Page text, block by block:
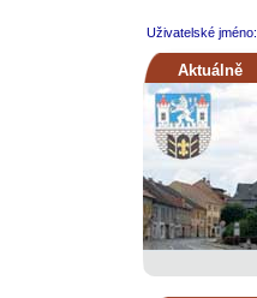
Uživatelské jméno:
Aktuálně